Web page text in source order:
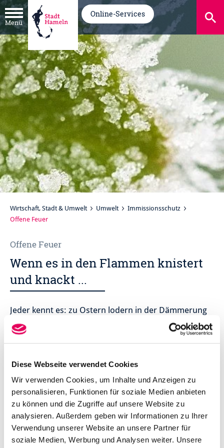
Diese Webseite verwendet Cookies
Wir verwenden Cookies, um Inhalte und Anzeigen zu
personalisieren, Funktionen für soziale Medien anbieten
zu können und die Zugriffe auf unsere Website zu
analysieren. Außerdem geben wir Informationen zu Ihrer
Verwendung unserer Website an unsere Partner für
soziale Medien, Werbung und Analysen weiter. Unsere
Menü
Online-Services
Wirtschaft, Stadt & Umwelt Umwelt
Immissionsschutz
Offene Feuer
Offene Feuer
Wenn es in den Flammen knistert
und knackt ...
Jeder kennt es: zu Ostern lodern in der Dämmerung
zahlreiche Feuer auf. In fast jedem Dorf gibt es ein
eigenes Osterfeuer, bei dem sich die gesamte
Dorfgemeinschaft versammelt. Um dabei auch die
Stadt Hameln verschiedene Richtlinien aufgestellt, an
die sich jeder Veranstalter halten muss.
Was im sogenannten Baruchtumsfeuer verbrannt
werden darf, wie groß ein Feuer maximal sein darf
und wann es anzumelden ist, können Sie dem
Merkblatt für Brauchtumsfeuerentnehmen. Dort
finden Sie auch den Meldebogen für Ihr Feuer.